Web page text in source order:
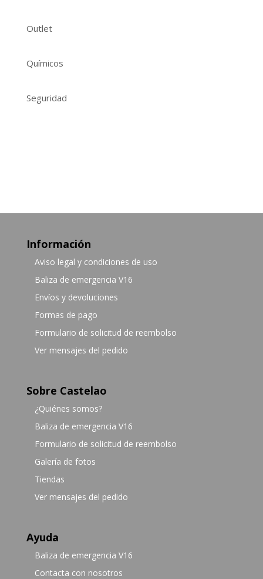
Outlet
Químicos
Seguridad
Información
Aviso legal y condiciones de uso
Baliza de emergencia V16
Envíos y devoluciones
Formas de pago
Formulario de solicitud de reembolso
Ver mensajes del pedido
Sobre Castelao
¿Quiénes somos?
Baliza de emergencia V16
Formulario de solicitud de reembolso
Galería de fotos
Tiendas
Ver mensajes del pedido
Ayuda
Baliza de emergencia V16
Contacta con nosotros